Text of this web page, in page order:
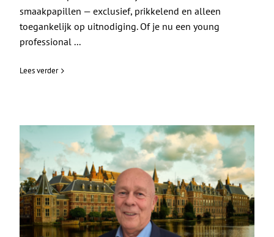
smaakpapillen — exclusief, prikkelend en alleen
toegankelijk op uitnodiging. Of je nu een young
professional ...
Lees verder